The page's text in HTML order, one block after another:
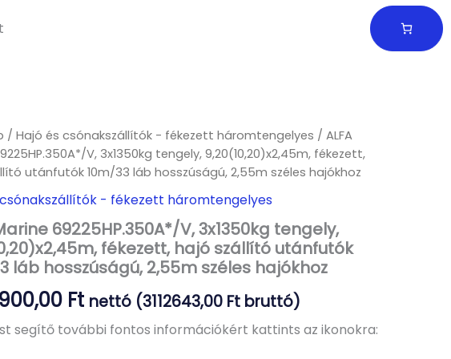
/ Hajó és csónakszállítók - fékezett háromtengelyes / ALFA
V, 3x1350kg tengely, 9,20(10,20)x2,45m, fékezett,
utánfutók 10m/33 láb hosszúságú, 2,55m széles hajókhoz
csónakszállítók - fékezett háromtengelyes
69225HP.350A*/V, 3x1350kg tengely,
fékezett, hajó szállító utánfutók
láb hosszúságú, 2,55m széles hajókhoz
Ft nettó (3112643,00 Ft bruttó)
segítő további fontos információkért kattints az ikonokra: